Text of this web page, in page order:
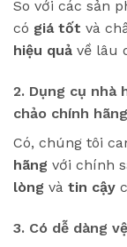
So với các sản
có giá tốt và
hiệu quả về lâu
2. Dụng cụ nhà
chảo chính
Có, chúng tôi
hãng với chính
lòng và tin cậy
3. Có dễ dàng